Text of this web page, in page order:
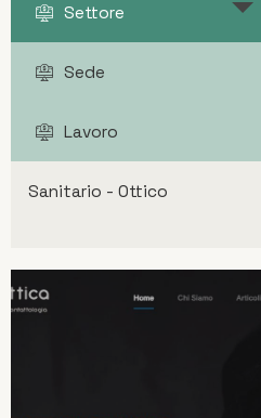
Settore
Sede
Lavoro
Sanitario - Ottico